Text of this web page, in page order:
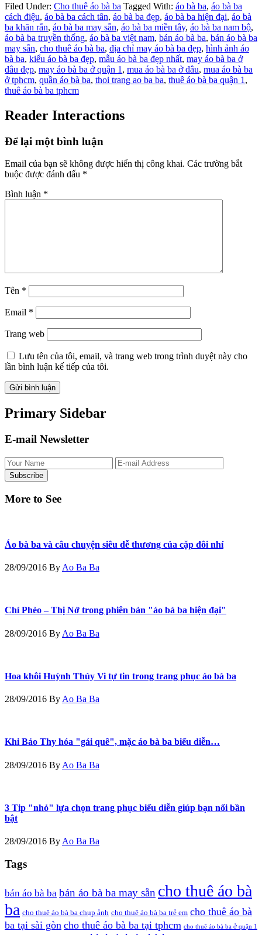
Filed Under: Cho thuê áo bà ba Tagged With: áo bà ba, áo bà ba
cách điệu, áo bà ba cách tân, áo bà ba đẹp, áo bà ba hiện đại, áo bà
ba khăn rằn, áo bà ba may sẵn, áo bà ba miền tây, áo bà ba nam bộ,
áo bà ba truyền thống, áo bà ba việt nam, bán áo bà ba, bán áo bà ba
may sẵn, cho thuê áo bà ba, địa chỉ may áo bà ba đẹp, hình ảnh áo
bà ba, kiểu áo bà ba đẹp, mẫu áo bà ba đẹp nhất, may áo bà ba ở
đâu đẹp, may áo bà ba ở quận 1 , mua áo bà ba ở đâu, mua áo bà ba
ở tphcm, quần áo bà ba, thoi trang ao ba ba, thuê áo bà ba quận 1 ,
thuê áo bà ba tphcm
Reader Interactions
Để lại một bình luận
Email của bạn sẽ không được hiển thị công khai. Các trường bắt
buộc được đánh dấu *
Bình luận *
Tên *
Email *
Trang web
Lưu tên của tôi, email, và trang web trong trình duyệt này cho
lần bình luận kế tiếp của tôi.
Primary Sidebar
E-mail Newsletter
More to See
Áo bà ba và câu chuyện siêu dễ thương của cặp đôi nhí
28/09/2016 By Ao Ba Ba
Chí Phèo – Thị Nở trong phiên bản "áo bà ba hiện đại"
28/09/2016 By Ao Ba Ba
Hoa khôi Huỳnh Thúy Vi tự tin trong trang phục áo bà ba
28/09/2016 By Ao Ba Ba
Khi Bảo Thy hóa "gái quê", mặc áo bà ba biểu diễn…
28/09/2016 By Ao Ba Ba
3 Tip "nhỏ" lựa chọn trang phục biểu diễn giúp bạn nổi bần
bật
28/09/2016 By Ao Ba Ba
Tags
bán áo bà ba bán áo bà ba may sẵn cho thuê áo bà
ba cho thuê áo bà ba chụp ảnh cho thuê áo bà ba trẻ em cho thuê áo bà
ba tại sài gòn cho thuê áo bà ba tại tphcm cho thuê áo bà ba ở quận 1